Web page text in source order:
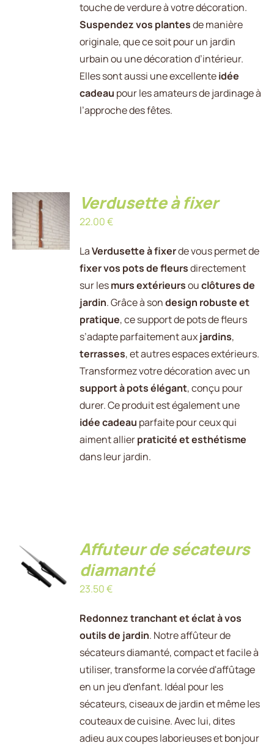
touche de verdure à votre décoration.
Suspendez vos plantesde manière
originale, que ce soit pour un jardin
urbain ou une décoration d’intérieur.
Elles sont aussi une excellenteidée
cadeau pour les amateurs de jardinage à
l’approche des fêtes.
AJOUTER
AU
PANIER
/
DÉTAILS
Verdusette à fixer
22.00€
LaVerdusette à fixerde vous permet de
fixer vos pots de fleursdirectement
sur lesmurs extérieursouclôtures de
jardin. Grâce à sondesign robuste et
pratique, ce support de pots de fleurs
s’adapte parfaitement auxjardins,
terrasses, et autres espaces extérieurs.
Transformez votre décoration avec un
support à pots élégant, conçu pour
durer. Ce produit est également une
idée cadeau parfaite pour ceux qui
aiment allierpraticité et esthétisme
dans leur jardin.
AU
PANIER
/
Affuteur de sécateurs
diamanté
23.50€
Redonnez tranchant et éclat à vos
outils de jardin. Notre affûteur de
sécateurs diamanté, compact et facile à
utiliser, transforme la corvée d'affûtage
en un jeu d'enfant. Idéal pour les
sécateurs, ciseaux de jardin et même les
couteaux de cuisine. Avec lui, dites
adieu aux coupes laborieuses et bonjour